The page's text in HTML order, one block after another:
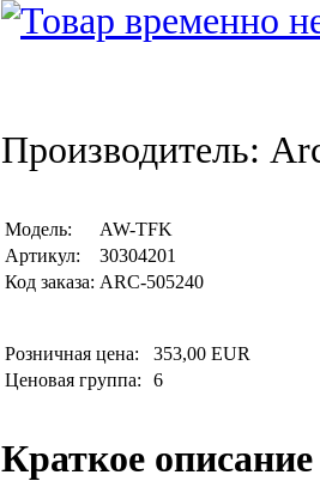
Производитель:
Модель:
AW-TFK
Артикул:
30304201
Код заказа: ARC-505240
Розничная цена:
353,00 EUR
Ценовая группа:
6
Краткое описание